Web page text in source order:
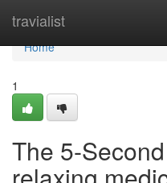
travialist
Home
Home
1
The 5-